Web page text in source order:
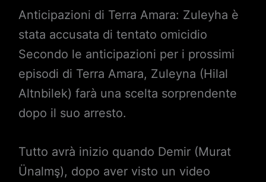
Anticipazioni di Terra Amara: Zuleyha è
stata accusata di tentato omicidio
Secondo le anticipazioni per i prossimi
episodi di Terra Amara, Zuleyna (Hilal
Altnbilek) farà una scelta sorprendente
dopo il suo arresto.
Tutto avrà inizio quando Demir (Murat
Ünalmş), dopo aver visto un video